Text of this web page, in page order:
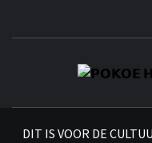
DIT IS VOOR DE